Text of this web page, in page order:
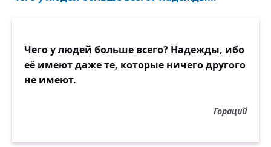
Чего у людей больше всего? Надежды, ибо
её имеют даже те, которые ничего другого
не имеют.
Гораций